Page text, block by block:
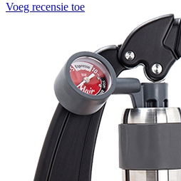
Voeg recensie toe